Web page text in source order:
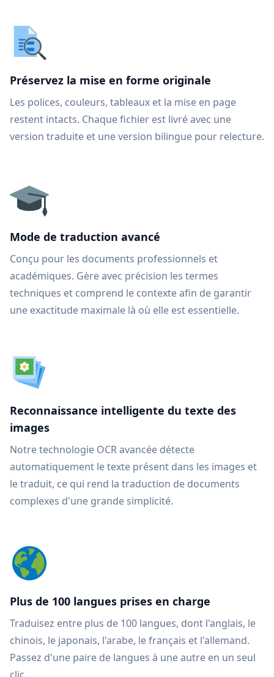
Préservez la mise en forme originale
Les polices, couleurs, tableaux et la mise en page
restent intacts. Chaque fichier est livré avec une
version traduite et une version bilingue pour relecture.
Mode de traduction avancé
Conçu pour les documents professionnels et
académiques. Gère avec précision les termes
techniques et comprend le contexte afin de garantir
une exactitude maximale là où elle est essentielle.
Reconnaissance intelligente du texte des
images
Notre technologie OCR avancée détecte
automatiquement le texte présent dans les images et
le traduit, ce qui rend la traduction de documents
complexes d'une grande simplicité.
Plus de 100 langues prises en charge
Traduisez entre plus de 100 langues, dont l'anglais, le
chinois, le japonais, l'arabe, le français et l'allemand.
Passez d'une paire de langues à une autre en un seul